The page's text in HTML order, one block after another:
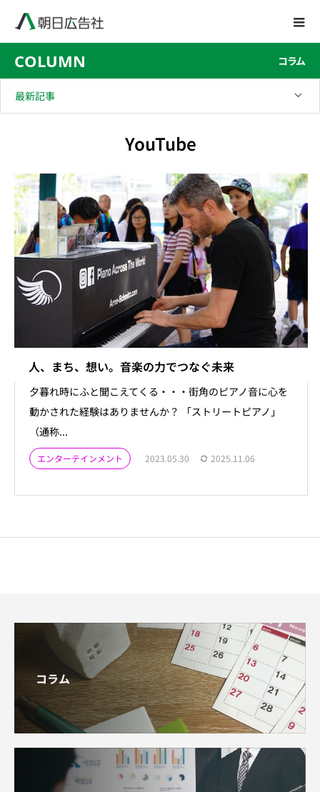
COLUMN コラム
最新記事
YouTube
人、まち、想い。音楽の力でつなぐ未来
夕暮れ時にふと聞こえてくる・・・街角のピアノ音に心を
動かされた経験はありませんか？ 「ストリートピアノ」
（通称...
エンターテインメント 2023.05.30 2025.11.06
コラム